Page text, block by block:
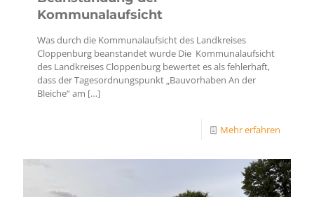
Kommunalaufsicht
Was durch die Kommunalaufsicht des Landkreises
Cloppenburg beanstandet wurde Die Kommunalaufsicht
des Landkreises Cloppenburg bewertet es als fehlerhaft,
dass der Tagesordnungspunkt „Bauvorhaben An der
Bleiche“ am […]
Mehr erfahren